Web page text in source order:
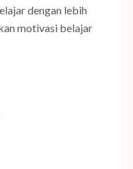
dengan lebih
motivasi belajar